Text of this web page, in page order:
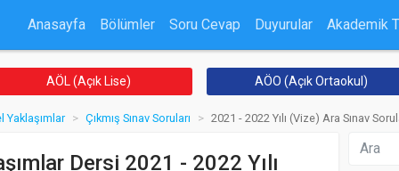
Anasayfa Bölümler Soru Cevap Duyurular Akademik
AÖL (Açık Lise) AÖO (Açık Ortaokul)
Yaklaşımlar Çıkmış Sınav Soruları 2021 - 2022 Yılı (Vize) Ara Sınav
Dersi 2021 - 2022 Yılı